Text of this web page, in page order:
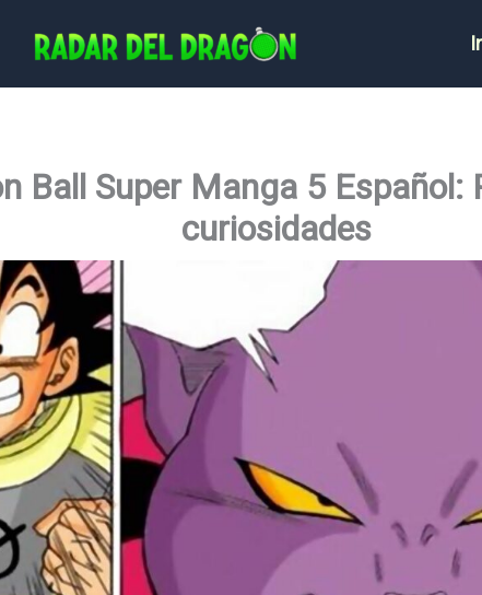
Ball Super Manga 5 Español:
curiosidades